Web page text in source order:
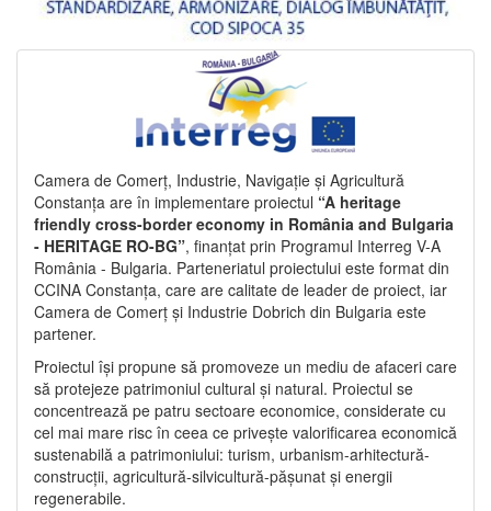
Camera de Comerț, Industrie, Navigație și Agricultură
Constanța are în implementare proiectul “A heritage
friendly cross-border economy in România and Bulgaria
- HERITAGE RO-BG”, finanțat prin Programul Interreg V-A
România - Bulgaria. Parteneriatul proiectului este format din
CCINA Constanța, care are calitate de leader de proiect, iar
Camera de Comerț și Industrie Dobrich din Bulgaria este
partener.
Proiectul își propune să promoveze un mediu de afaceri care
să protejeze patrimoniul cultural și natural. Proiectul se
concentrează pe patru sectoare economice, considerate cu
cel mai mare risc în ceea ce privește valorificarea economică
sustenabilă a patrimoniului: turism, urbanism-arhitectură-
construcții, agricultură-silvicultură-pășunat și energii
regenerabile.